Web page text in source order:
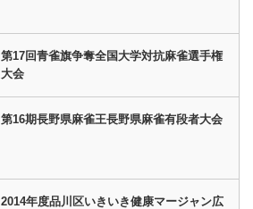
第17回青雀旗争奪全国大学対抗麻雀選手権
大会
第16期長野県麻雀王長野県麻雀有段者大会
2014年度品川区いきいき健康マージャン広